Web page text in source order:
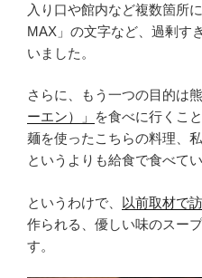
入り口や館内など複数箇所
MAX」の文字など、過剰す
いました。
さらに、もう一つの目的は
ーエン）」
を食べに行くこ
麺を使ったこちらの料理、
というよりも給食で食べて
というわけで、 以前取材で
作られる、優しい味のスー
す。